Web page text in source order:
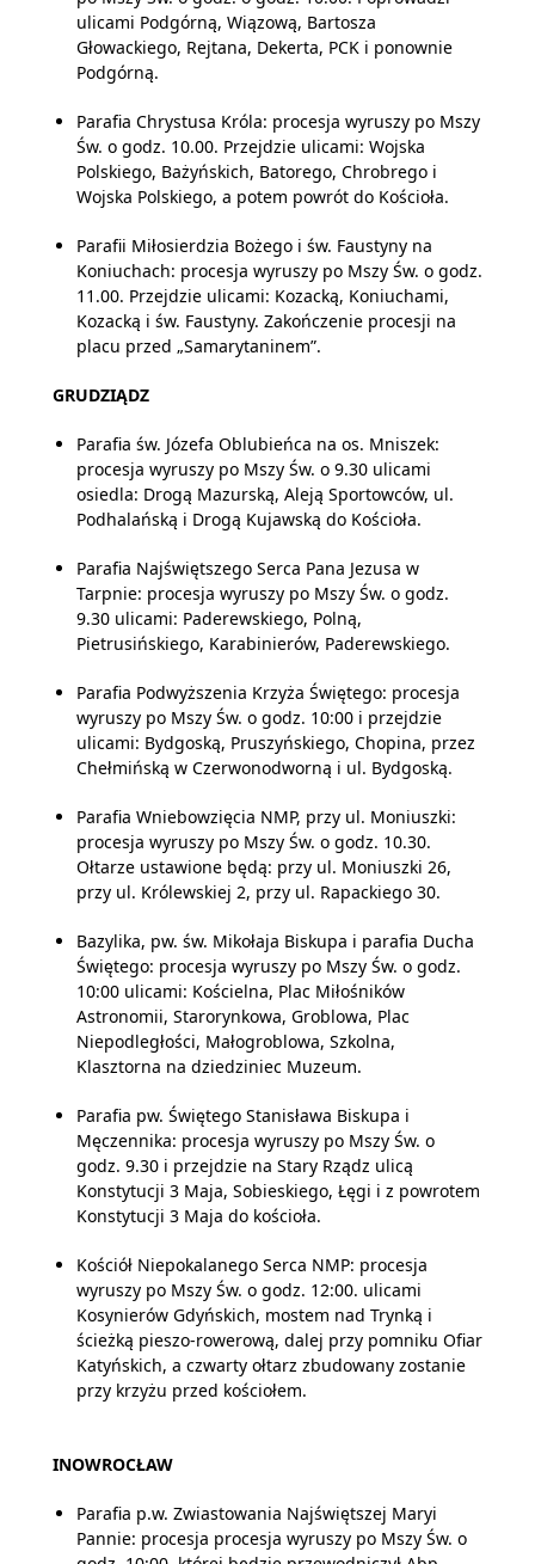
ulicami Podgórną, Wiązową, Bartosza
Głowackiego, Rejtana, Dekerta, PCK i ponownie
Podgórną.
Parafia Chrystusa Króla: procesja wyruszy po Mszy
Św. o godz. 10.00. Przejdzie ulicami: Wojska
Polskiego, Bażyńskich, Batorego, Chrobrego i
Wojska Polskiego, a potem powrót do Kościoła.
Parafii Miłosierdzia Bożego i św. Faustyny na
Koniuchach: procesja wyruszy po Mszy Św. o godz.
11.00. Przejdzie ulicami: Kozacką, Koniuchami,
Kozacką i św. Faustyny. Zakończenie procesji na
placu przed „Samarytaninem”.
GRUDZIĄDZ
Parafia św. Józefa Oblubieńca na os. Mniszek:
procesja wyruszy po Mszy Św. o 9.30 ulicami
osiedla: Drogą Mazurską, Aleją Sportowców, ul.
Podhalańską i Drogą Kujawską do Kościoła.
Parafia Najświętszego Serca Pana Jezusa w
Tarpnie: procesja wyruszy po Mszy Św. o godz.
9.30 ulicami: Paderewskiego, Polną,
Pietrusińskiego, Karabinierów, Paderewskiego.
Parafia Podwyższenia Krzyża Świętego: procesja
wyruszy po Mszy Św. o godz. 10:00 i przejdzie
ulicami: Bydgoską, Pruszyńskiego, Chopina, przez
Chełmińską w Czerwonodworną i ul. Bydgoską.
Parafia Wniebowzięcia NMP, przy ul. Moniuszki:
procesja wyruszy po Mszy Św. o godz. 10.30.
Ołtarze ustawione będą: przy ul. Moniuszki 26,
przy ul. Królewskiej 2, przy ul. Rapackiego 30.
Bazylika, pw. św. Mikołaja Biskupa i parafia Ducha
Świętego: procesja wyruszy po Mszy Św. o godz.
10:00 ulicami: Kościelna, Plac Miłośników
Astronomii, Starorynkowa, Groblowa, Plac
Niepodległości, Małogroblowa, Szkolna,
Klasztorna na dziedziniec Muzeum.
Parafia pw. Świętego Stanisława Biskupa i
Męczennika: procesja wyruszy po Mszy Św. o
godz. 9.30 i przejdzie na Stary Rządz ulicą
Konstytucji 3 Maja, Sobieskiego, Łęgi i z powrotem
Konstytucji 3 Maja do kościoła.
Kościół Niepokalanego Serca NMP: procesja
wyruszy po Mszy Św. o godz. 12:00. ulicami
Kosynierów Gdyńskich, mostem nad Trynką i
ścieżką pieszo-rowerową, dalej przy pomniku Ofiar
Katyńskich, a czwarty ołtarz zbudowany zostanie
przy krzyżu przed kościołem.
INOWROCŁAW
Parafia p.w. Zwiastowania Najświętszej Maryi
Pannie: procesja procesja wyruszy po Mszy Św. o